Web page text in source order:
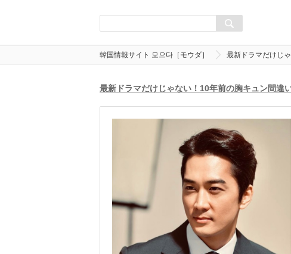
韓国情報サイト 모으다［モウダ］ 最新ドラマだけじ
最新ドラマだけじゃない！10年前の胸キュン間